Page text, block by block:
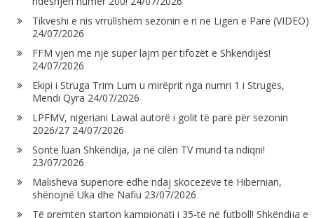
Tikveshi e nis vrrullshëm sezonin e ri në Ligën e Parë (VIDEO)
24/07/2026
FFM vjen me një super lajm për tifozët e Shkëndijës!
24/07/2026
Ekipi i Struga Trim Lum u mirëprit nga numri 1 i Strugës,
Mendi Qyra 24/07/2026
LPFMV, nigeriani Lawal autorë i golit të parë për sezonin
2026/27 24/07/2026
Sonte luan Shkëndija, ja në cilën TV mund ta ndiqni!
23/07/2026
Malisheva superiore edhe ndaj skocezëve të Hibernian,
shënojnë Uka dhe Nafiu 23/07/2026
Të premtën starton kampionati i 35-të në futboll! Shkëndija e